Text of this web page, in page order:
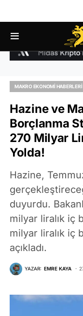
MAKRO EKONOMI HABERLERI
Hazine ve
Borçlanma
270 Milyar
Yolda!
Hazine,
duyurdu.
milyar liralık iç
milyar liralık iç
açıkladı.
YAZAR: EMRE KAYA